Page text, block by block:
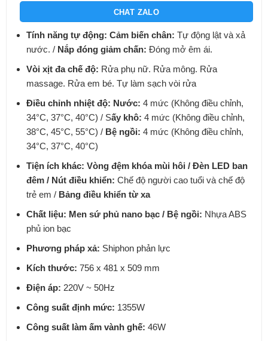
CHAT ZALO
Tính năng tự động:Cảm biến chân: Tự động lật và xả
nước. / Nắp đóng giảm chấn: Đóng mở êm ái.
Vòi xịt đa chế độ: Rửa phụ nữ. Rửa mông. Rửa
massage. Rửa em bé.Tự làm sạch vòi rửa
Điều chỉnh nhiệt độ: Nước: 4 mức (Không điều chỉnh,
34°C, 37°C, 40°C) / Sấy khô: 4 mức (Không điều chỉnh,
38°C, 45°C, 55°C) / Bệ ngồi: 4 mức (Không điều chỉnh,
34°C, 37°C, 40°C)
Tiện ích khác:Vòng đệm khóa mùi hôi /Đèn LED ban
đêm / Nút điều khiển: Chế độ người cao tuổi và chế độ
trẻ em / Bảng điều khiển từ xa
Chất liệu: Men sứ phủ nano bạc / Bệ ngồi: Nhựa ABS
phủ ion bạc
Phương pháp xả: Shiphon phản lực
Kích thước: 756 x 481 x 509 mm
Điện áp: 220V ~ 50Hz
Công suất định mức: 1355W
Công suất làm ấm vành ghế: 46W